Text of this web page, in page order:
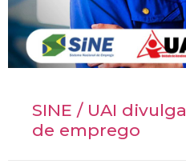
SINE / UAI
de emprego